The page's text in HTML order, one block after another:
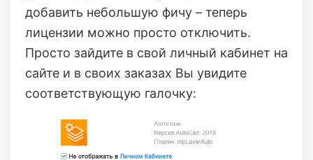
добавить небольшую фичу – теперь
лицензии можно просто отключить.
Просто зайдите в свой личный кабинет на
сайте и в своих заказах Вы увидите
соответствующую галочку: